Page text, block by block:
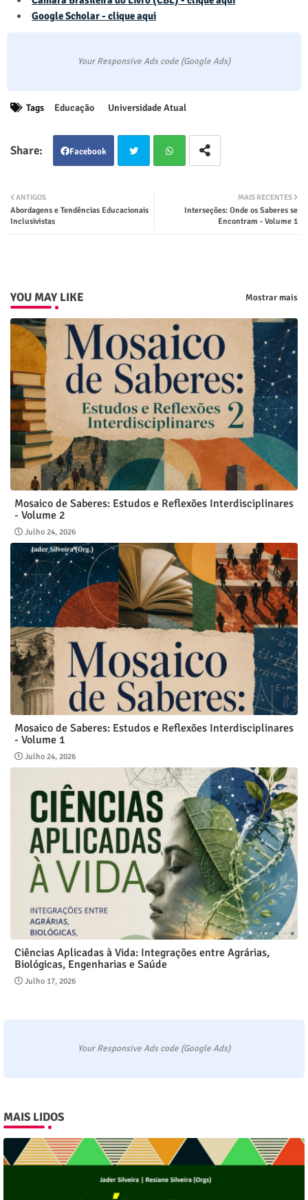
Google Scholar - clique aqui
Your Responsive Ads code (Google Ads)
Tags Educação Universidade Atual
Facebook
ter
MAIS RECENTES
Interseções: Onde os Saberes se
Encontram - Volume 1
ANTIGOS
Abordagens e Tendências Educacionais
Inclusivistas
YOU MAY LIKE Mostrar mais
Mosaico de Saberes: Estudos e Reflexões Interdisciplinares
- Volume 2
Julho 24, 2026
Mosaico de Saberes: Estudos e Reflexões Interdisciplinares
- Volume 1
Julho 24, 2026
Ciências Aplicadas à Vida: Integrações entre Agrárias,
Biológicas, Engenharias e Saúde
Julho 17, 2026
Your Responsive Ads code (Google Ads)
MAIS LIDOS